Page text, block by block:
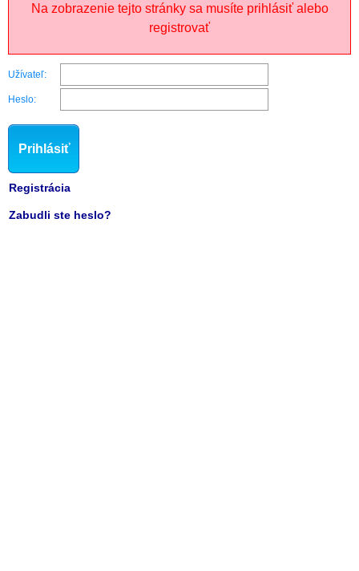
Na zobrazenie tejto stránky sa musíte prihlásiť alebo
registrovať
Užívateľ:
Heslo:
Prihlásiť
Registrácia
Zabudli ste heslo?